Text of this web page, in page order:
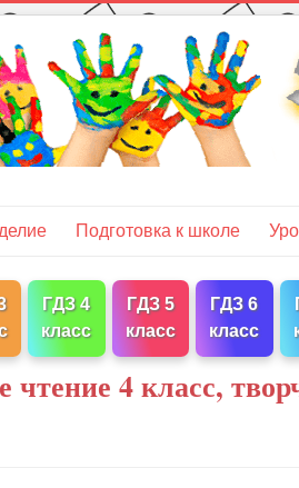
Подготовка к школе
ГДЗ 4
класс
ГДЗ 5
класс
ГДЗ 6
класс
чтение 4 класс,